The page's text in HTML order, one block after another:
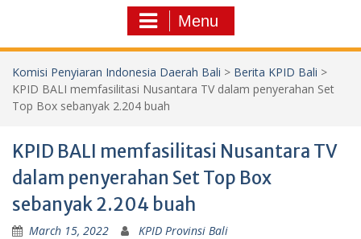
Menu
Komisi Penyiaran Indonesia Daerah Bali > Berita KPID Bali >
KPID BALI memfasilitasi Nusantara TV dalam penyerahan Set
Top Box sebanyak 2.204 buah
KPID BALI memfasilitasi Nusantara TV
dalam penyerahan Set Top Box
sebanyak 2.204 buah
March 15, 2022 KPID Provinsi Bali